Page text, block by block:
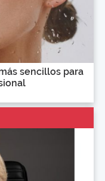
sencillos para